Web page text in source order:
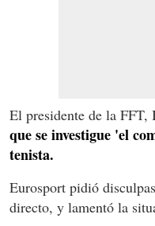
El presidente de la
que se investigue 'el
tenista.
Eurosport pidió
directo, y lamentó la